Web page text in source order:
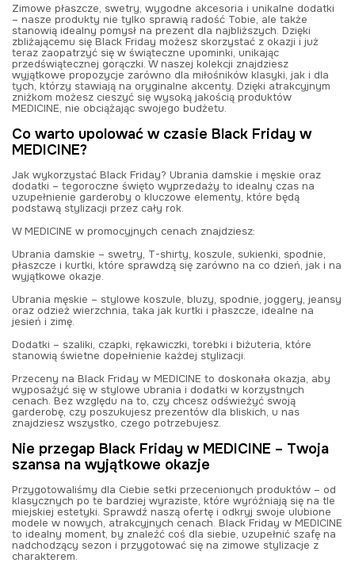
Zimowe płaszcze, swetry, wygodne akcesoria i unikalne dodatki
– nasze produkty nie tylko sprawią radość Tobie, ale także
stanowią idealny pomysł na prezent dla najbliższych. Dzięki
zbliżającemu się Black Friday możesz skorzystać z okazji i już
teraz zaopatrzyć się w świąteczne upominki, unikając
przedświątecznej gorączki. W naszej kolekcji znajdziesz
wyjątkowe propozycje zarówno dla miłośników klasyki, jak i dla
tych, którzy stawiają na oryginalne akcenty. Dzięki atrakcyjnym
zniżkom możesz cieszyć się wysoką jakością produktów
MEDICINE, nie obciążając swojego budżetu.
Co warto upolować w czasie Black Friday w
MEDICINE?
Jak wykorzystać Black Friday? Ubrania damskie i męskie oraz
dodatki – tegoroczne święto wyprzedaży to idealny czas na
uzupełnienie garderoby o kluczowe elementy, które będą
podstawą stylizacji przez cały rok.
W MEDICINE w promocyjnych cenach znajdziesz:
Ubrania damskie – swetry, T-shirty, koszule, sukienki, spodnie,
płaszcze i kurtki, które sprawdzą się zarówno na co dzień, jak i na
wyjątkowe okazje.
Ubrania męskie – stylowe koszule, bluzy, spodnie, joggery, jeansy
oraz odzież wierzchnia, taka jak kurtki i płaszcze, idealne na
jesień i zimę.
Dodatki – szaliki, czapki, rękawiczki, torebki i biżuteria, które
stanowią świetne dopełnienie każdej stylizacji.
Przeceny na Black Friday w MEDICINE to doskonała okazja, aby
wyposażyć się w stylowe ubrania i dodatki w korzystnych
cenach. Bez względu na to, czy chcesz odświeżyć swoją
garderobę, czy poszukujesz prezentów dla bliskich, u nas
znajdziesz wszystko, czego potrzebujesz.
Nie przegap Black Friday w MEDICINE – Twoja
szansa na wyjątkowe okazje
Przygotowaliśmy dla Ciebie setki przecenionych produktów – od
klasycznych po te bardziej wyraziste, które wyróżniają się na tle
miejskiej estetyki. Sprawdź naszą ofertę i odkryj swoje ulubione
modele w nowych, atrakcyjnych cenach. Black Friday w MEDICINE
to idealny moment, by znaleźć coś dla siebie, uzupełnić szafę na
nadchodzący sezon i przygotować się na zimowe stylizacje z
charakterem.